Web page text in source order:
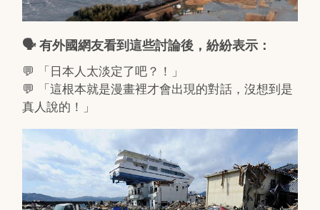
🗣 有外國網友看到這些討論後，紛紛表示：
💬 「日本人太淡定了吧？！」
💬 「這根本就是漫畫裡才會出現的對話，沒想到是
真人說的！」